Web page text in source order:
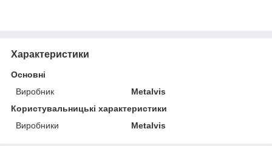
Характеристики
Основні
Виробник
Metalvis
Користувальницькі характеристики
Виробники
Metalvis